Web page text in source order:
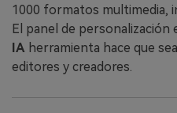
1000 formatos multimedia,
El panel de personalización
IA herramienta hace que
editores y creadores.